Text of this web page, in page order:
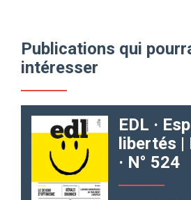
Publications qui
intéresser
EDL ·
libertés
· N° 524